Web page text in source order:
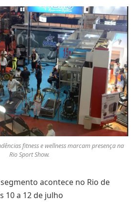
fitness e wellness marcam presença na
Rio Sport Show.
acontece no Rio de
10 a 12 de julho